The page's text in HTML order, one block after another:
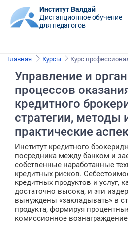
Институт Валдай
Дистанционное обучение
для педагогов
Главная Курсы Курс
Управление и
процессов
кредитного
стратегии, методы
практические
Институт кредитного
посредника между банком и
собственные наработанные
кредитных рисков.
кредитных продуктов и услуг,
достаточно высока, и эти
вынуждены «закладывать» в
продукта, формируя
комиссионное